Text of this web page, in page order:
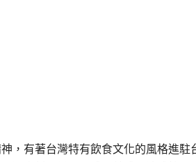
，有著台灣特有飲食文化的風格進駐